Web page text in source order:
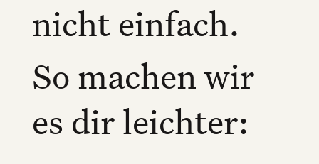
nicht einfach.
So machen wir
es dir leichter: